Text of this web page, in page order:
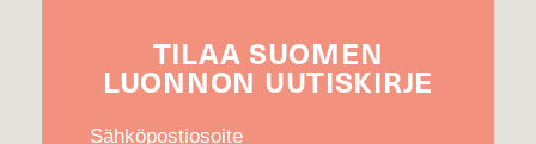
TILAA SUOMEN
LUONNON UUTIS­KIRJE
Sähköpostiosoite